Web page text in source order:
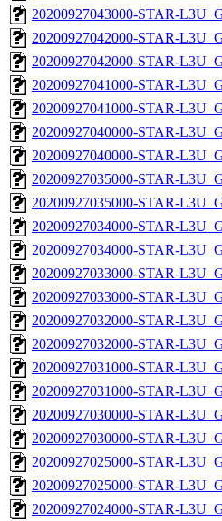
20200927043000-STAR-
20200927042000-STAR-
20200927042000-STAR-
20200927041000-STAR-
20200927041000-STAR-
20200927040000-STAR-
20200927040000-STAR-
20200927035000-STAR-
20200927035000-STAR-
20200927034000-STAR-
20200927034000-STAR-
20200927033000-STAR-
20200927033000-STAR-
20200927032000-STAR-
20200927032000-STAR-
20200927031000-STAR-
20200927031000-STAR-
20200927030000-STAR-
20200927030000-STAR-
20200927025000-STAR-
20200927025000-STAR-
20200927024000-STAR-